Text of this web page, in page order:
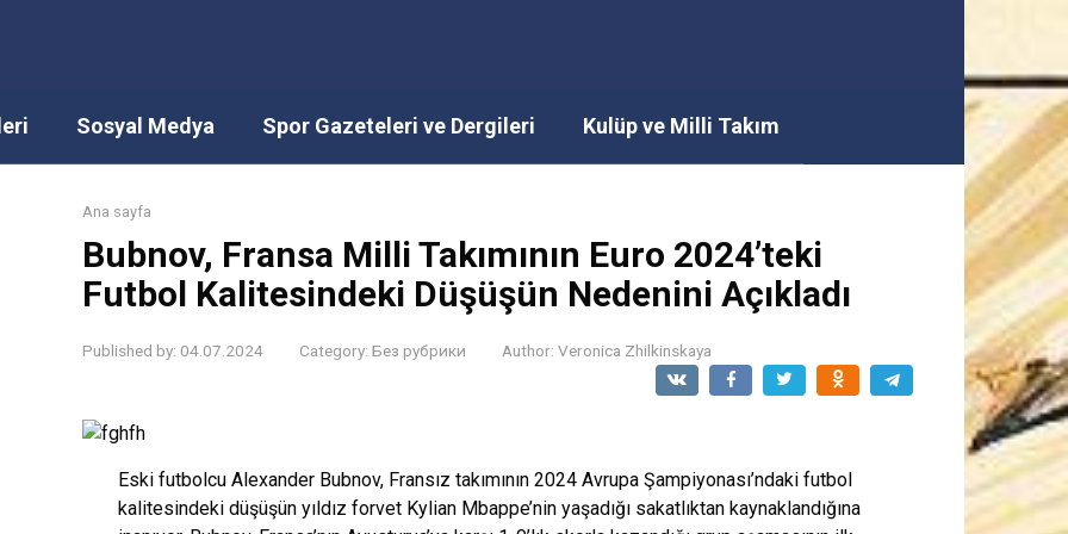
Sosyal Medya Spor Gazeteleri ve Dergileri Kulüp ve Milli Takım
Ana sayfa
Bubnov, Fransa Milli Takımının Euro 2024’teki
Futbol Kalitesindeki Düşüşün Nedenini Açıkladı
Published by: 04.07.2024 Category: Без рубрики Author: Veronica Zhilkinskaya
Eski futbolcu Alexander Bubnov, Fransız takımının 2024 Avrupa Şampiyonası’ndaki futbol
kalitesindeki düşüşün yıldız forvet Kylian Mbappe’nin yaşadığı sakatlıktan kaynaklandığına